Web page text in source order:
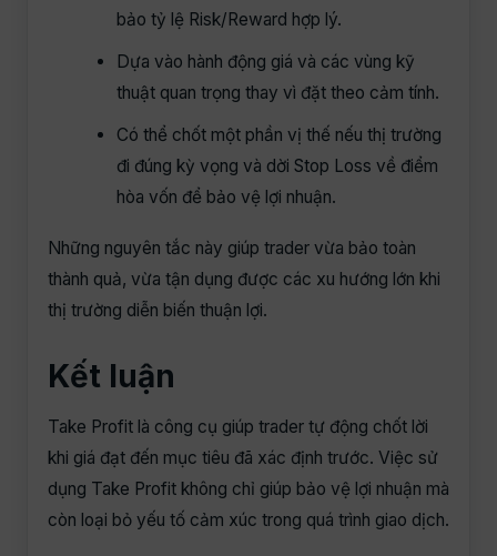
bảo tỷ lệ Risk/Reward hợp lý.
Dựa vào hành động giá và các vùng kỹ
thuật quan trọng thay vì đặt theo cảm tính.
Có thể chốt một phần vị thế nếu thị trường
đi đúng kỳ vọng và dời Stop Loss về điểm
hòa vốn để bảo vệ lợi nhuận.
Những nguyên tắc này giúp trader vừa bảo toàn
thành quả, vừa tận dụng được các xu hướng lớn khi
thị trường diễn biến thuận lợi.
Kết luận
Take Profit là công cụ giúp trader tự động chốt lời
khi giá đạt đến mục tiêu đã xác định trước. Việc sử
dụng Take Profit không chỉ giúp bảo vệ lợi nhuận mà
còn loại bỏ yếu tố cảm xúc trong quá trình giao dịch.